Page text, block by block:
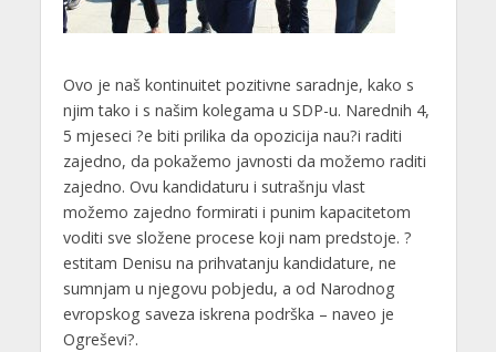
Ovo je naš kontinuitet pozitivne saradnje, kako s
njim tako i s našim kolegama u SDP-u. Narednih 4,
5 mjeseci ?e biti prilika da opozicija nau?i raditi
zajedno, da pokažemo javnosti da možemo raditi
zajedno. Ovu kandidaturu i sutrašnju vlast
možemo zajedno formirati i punim kapacitetom
voditi sve složene procese koji nam predstoje. ?
estitam Denisu na prihvatanju kandidature, ne
sumnjam u njegovu pobjedu, a od Narodnog
evropskog saveza iskrena podrška – naveo je
Ogreševi?.